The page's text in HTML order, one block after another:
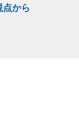
点から